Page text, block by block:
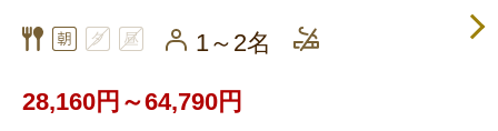
1～2名
28,160円～64,790円